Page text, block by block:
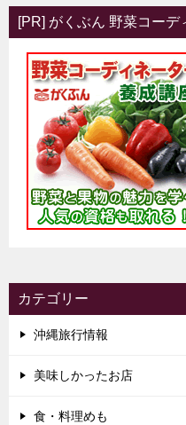
[PR] がくぶん 野菜コーデ
カテゴリー
沖縄旅行情報
美味しかったお店
食・料理めも